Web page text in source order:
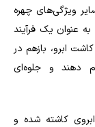
ویژگی‌های چهره
به عنوان یک فرآیند
ابرو، بازهم در
دهند و جلوه‌ای
کاشته شده و